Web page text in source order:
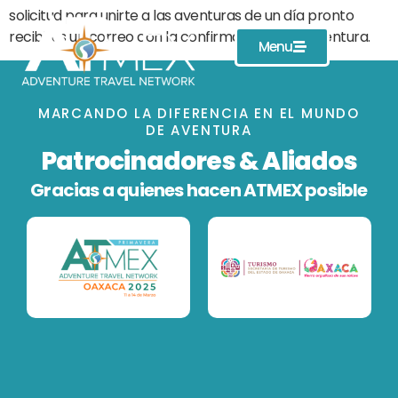
Menu
solicitud para unirte a las aventuras de un día pronto
recibirás un correo con la confirmación de tu aventura.
MARCANDO LA DIFERENCIA EN EL MUNDO
DE AVENTURA
Patrocinadores & Aliados
Gracias a quienes hacen ATMEX posible